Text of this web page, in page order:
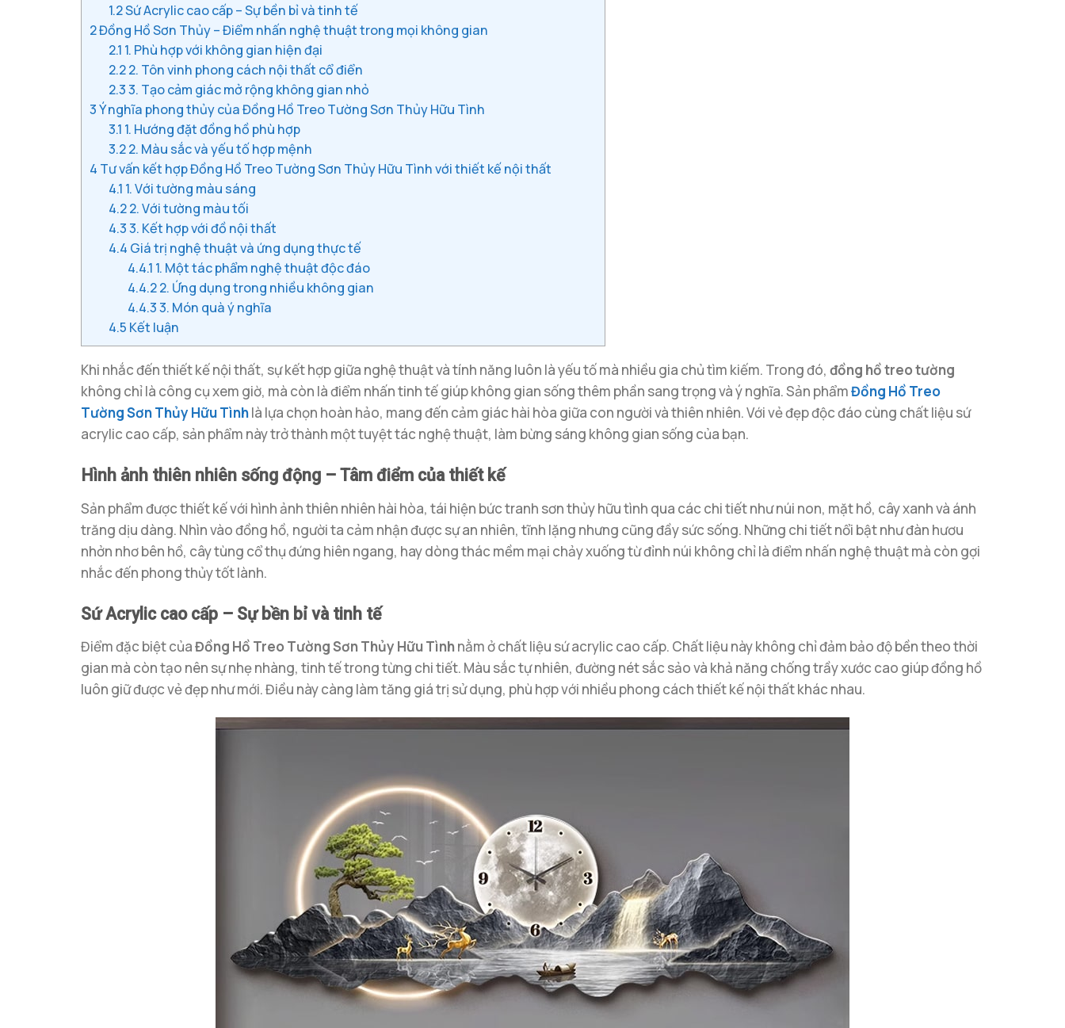
1.2Sứ Acrylic cao cấp – Sự bền bỉ và tinh tế
2Đồng Hồ Sơn Thủy – Điểm nhấn nghệ thuật trong mọi không gian
2.1 1. Phù hợp với không gian hiện đại
2.22. Tôn vinh phong cách nội thất cổ điển
2.33. Tạo cảm giác mở rộng không gian nhỏ
3Ý nghĩa phong thủy của Đồng Hồ Treo Tường Sơn Thủy Hữu Tình
3.1 1. Hướng đặt đồng hồ phù hợp
3.22. Màu sắc và yếu tố hợp mệnh
4 Tư vấn kết hợp Đồng Hồ Treo Tường Sơn Thủy Hữu Tình với thiết kế nội thất
4.1 1. Với tường màu sáng
4.22. Với tường màu tối
4.33. Kết hợp với đồ nội thất
4.4 Giá trị nghệ thuật và ứng dụng thực tế
4.4.1 1. Một tác phẩm nghệ thuật độc đáo
4.4.22. Ứng dụng trong nhiều không gian
4.4.33. Món quà ý nghĩa
4.5 Kết luận
Khi nhắc đến thiết kế nội thất, sự kết hợp giữa nghệ thuật và tính năng luôn là yếu tố mà nhiều gia chủ tìm kiếm. Trong đó, đồng hồ treo tường
không chỉ là công cụ xem giờ, mà còn là điểm nhấn tinh tế giúp không gian sống thêm phần sang trọng và ý nghĩa. Sản phẩmĐồng Hồ Treo
Tường Sơn Thủy Hữu Tìnhlà lựa chọn hoàn hảo, mang đến cảm giác hài hòa giữa con người và thiên nhiên. Với vẻ đẹp độc đáo cùng chất liệu sứ
acrylic cao cấp, sản phẩm này trở thành một tuyệt tác nghệ thuật, làm bừng sáng không gian sống của bạn.
Hình ảnh thiên nhiên sống động – Tâm điểm của thiết kế
Sản phẩm được thiết kế với hình ảnh thiên nhiên hài hòa, tái hiện bức tranh sơn thủy hữu tình qua các chi tiết như núi non, mặt hồ, cây xanh và ánh
trăng dịu dàng. Nhìn vào đồng hồ, người ta cảm nhận được sự an nhiên, tĩnh lặng nhưng cũng đầy sức sống. Những chi tiết nổi bật như đàn hươu
nhởn nhơ bên hồ, cây tùng cổ thụ đứng hiên ngang, hay dòng thác mềm mại chảy xuống từ đỉnh núi không chỉ là điểm nhấn nghệ thuật mà còn gợi
nhắc đến phong thủy tốt lành.
Sứ Acrylic cao cấp – Sự bền bỉ và tinh tế
Điểm đặc biệt củaĐồng Hồ Treo Tường Sơn Thủy Hữu Tìnhnằm ở chất liệu sứ acrylic cao cấp. Chất liệu này không chỉ đảm bảo độ bền theo thời
gian mà còn tạo nên sự nhẹ nhàng, tinh tế trong từng chi tiết. Màu sắc tự nhiên, đường nét sắc sảo và khả năng chống trầy xước cao giúp đồng hồ
luôn giữ được vẻ đẹp như mới. Điều này càng làm tăng giá trị sử dụng, phù hợp với nhiều phong cách thiết kế nội thất khác nhau.